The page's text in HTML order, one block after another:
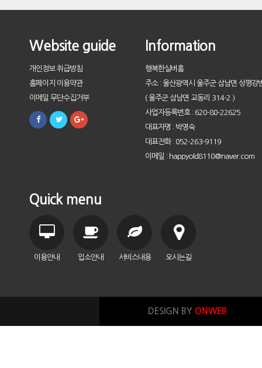
Website guide
개인정보 취급방침
홈페이지 이용약관
이메일 무단수집거부
Information
행복한실버홈
주소 : 울산광역시 울주군 삼남면 상평강
( 울주군 삼남면 교동리 314-2 )
사업자등록번호 : 620-80-22625
대표자명 : 박영숙
대표전화 : 052-263-9119
이메일 : happyold8110@naver.com
Quick menu
이용안내 입소안내 서비스내용 오시는길
DESIGN BY ONWEB